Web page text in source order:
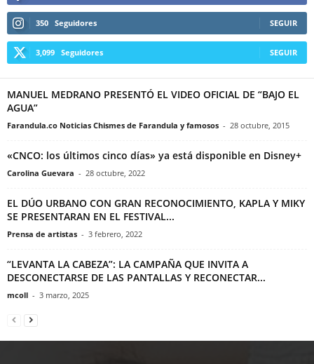
350 Seguidores SEGUIR
3,099 Seguidores SEGUIR
MANUEL MEDRANO PRESENTÓ EL VIDEO OFICIAL DE “BAJO EL
AGUA”
Farandula.co Noticias Chismes de Farandula y famosos - 28 octubre, 2015
«CNCO: los últimos cinco días» ya está disponible en Disney+
Carolina Guevara - 28 octubre, 2022
EL DÚO URBANO CON GRAN RECONOCIMIENTO, KAPLA Y MIKY
SE PRESENTARAN EN EL FESTIVAL...
Prensa de artistas - 3 febrero, 2022
“LEVANTA LA CABEZA”: LA CAMPAÑA QUE INVITA A
DESCONECTARSE DE LAS PANTALLAS Y RECONECTAR...
mcoll - 3 marzo, 2025